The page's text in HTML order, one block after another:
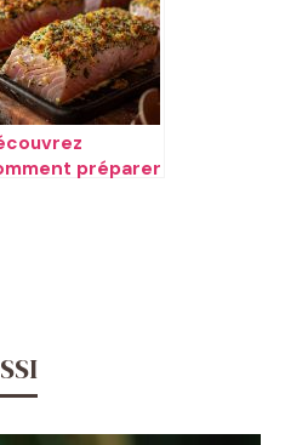
préparer